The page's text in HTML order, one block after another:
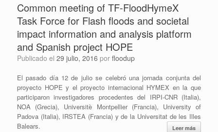
Common meeting of TF-FloodHymeX
Task Force for Flash floods and societal
impact information and analysis platform
and Spanish project HOPE
Publicado el 29 julio, 2016 por floodup
El pasado día 12 de julio se celebró una jornada conjunta del
proyecto HOPE y el proyecto internacional HYMEX en la que
participaron investigadores procedentes del IRPI-CNR (Italia),
NOA (Grecia), Universitè Montpellier (Francia), University of
Padova (Italia), IRSTEA (Francia) y de la Universitat de les Illes
Balears.
Leer más